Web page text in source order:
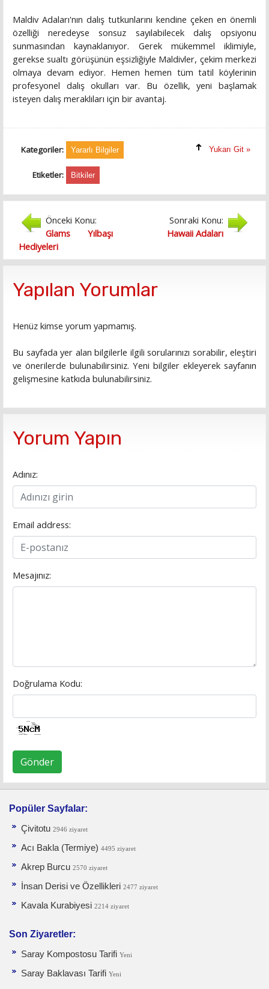
Maldiv Adaları'nın dalış tutkunlarını kendine çeken en önemli
özelliği neredeyse sonsuz sayılabilecek dalış opsiyonu
sunmasından kaynaklanıyor. Gerek mükemmel iklimiyle,
gerekse sualtı görüşünün eşsizliğiyle Maldivler, çekim merkezi
olmaya devam ediyor. Hemen hemen tüm tatil köylerinin
profesyonel dalış okulları var. Bu özellik, yeni başlamak
isteyen dalış meraklıları için bir avantaj.
Kategoriler: Yararlı Bilgiler Yukarı Git »
Etiketler: Bitkiler
Önceki Konu:
Glams Yılbaşı
Hediyeleri
Sonraki Konu:
Hawaii Adaları
Yapılan Yorumlar
Henüz kimse yorum yapmamış.
Bu sayfada yer alan bilgilerle ilgili sorularınızı sorabilir, eleştiri
ve önerilerde bulunabilirsiniz. Yeni bilgiler ekleyerek sayfanın
gelişmesine katkıda bulunabilirsiniz.
Yorum Yapın
Adınız:
Email address:
Mesajınız:
Doğrulama Kodu:
Gönder
Popüler Sayfalar:
Çivitotu 2946 ziyaret
Acı Bakla (Termiye) 4495 ziyaret
Akrep Burcu 2570 ziyaret
İnsan Derisi ve Özellikleri 2477 ziyaret
Kavala Kurabiyesi 2214 ziyaret
Son Ziyaretler:
Saray Kompostosu Tarifi Yeni
Saray Baklavası Tarifi Yeni